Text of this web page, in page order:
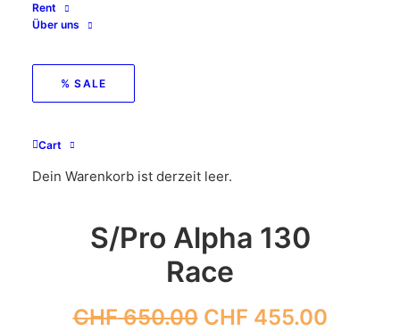
Rent
Über uns
% SALE
Cart
Dein Warenkorb ist derzeit leer.
S/Pro Alpha 130
Race
CHF650.00 Ursprünglicher
CHF 455.00